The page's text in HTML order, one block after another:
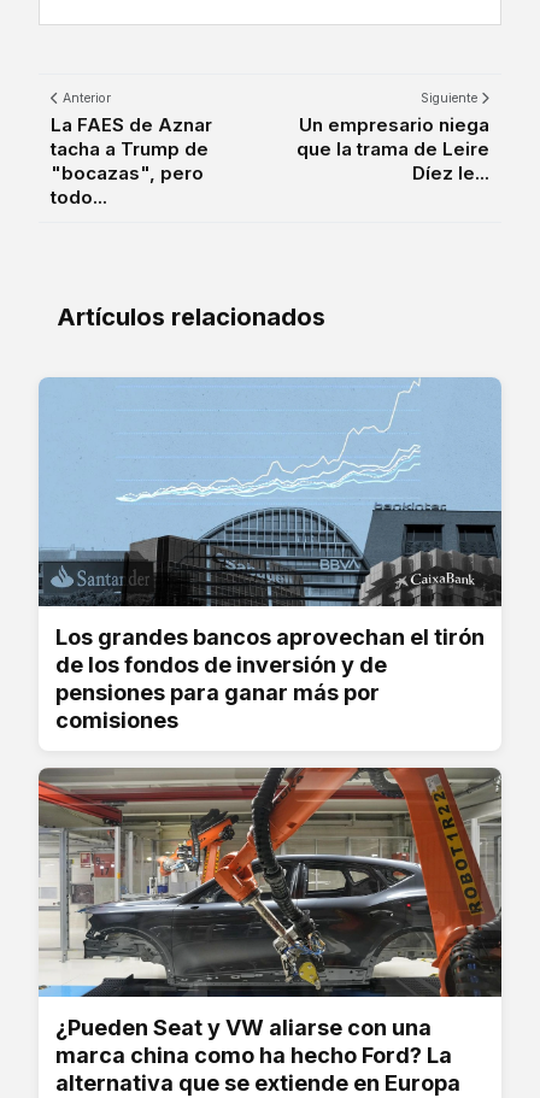
Anterior
La FAES de Aznar
tacha a Trump de
"bocazas", pero
todo...
Siguiente
Un empresario niega
que la trama de Leire
Díez le...
Artículos relacionados
Los grandes bancos aprovechan el tirón
de los fondos de inversión y de
pensiones para ganar más por
comisiones
¿Pueden Seat y VW aliarse con una
marca china como ha hecho Ford? La
alternativa que se extiende en Europa